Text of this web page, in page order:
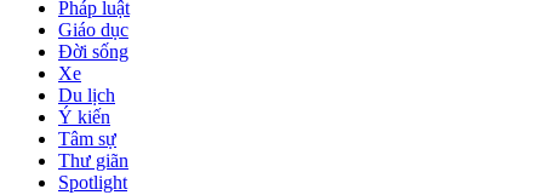
Pháp luật
Giáo dục
Đời sống
Xe
Du lịch
Ý kiến
Tâm sự
Thư giãn
Spotlight